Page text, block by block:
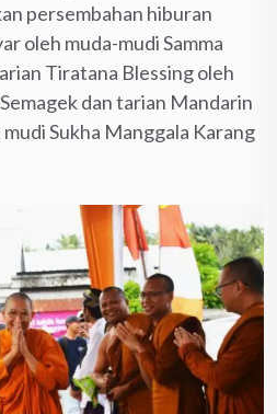
persembahan hiburan
oleh muda-mudi Samma
Tiratana Blessing oleh
dan tarian Mandarin
Sukha Manggala Karang